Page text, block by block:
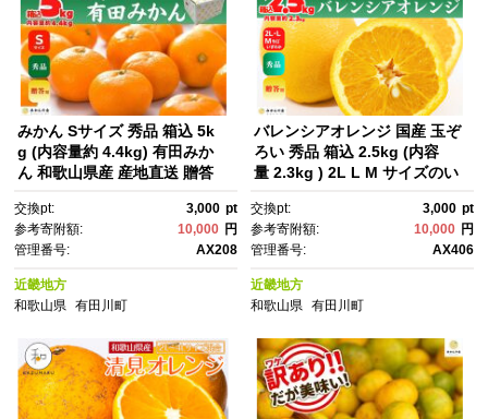
みかん Sサイズ 秀品 箱込 5k
g (内容量約 4.4kg) 有田みか
ん 和歌山県産 産地直送 贈答
出荷予定］［みかんの会］
交換pt: 3,000 pt
参考寄附額:
10,000 円
管理番号:
AX208
近畿地方
和歌山県
有田川町
バレンシアオレンジ 国産 玉ぞ
ろい 秀品 箱込 2.5kg (内容
量 2.3kg ) 2L L M サイズのい
【みかんの会】
交換pt: 3,000 pt
参考寄附額:
10,000 円
管理番号:
AX406
近畿地方
和歌山県 有田川町